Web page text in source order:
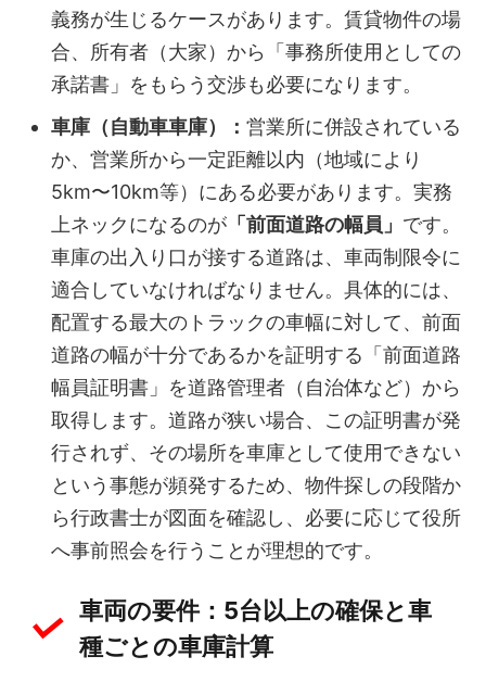
義務が生じるケースがあります。賃貸物件の場
合、所有者（大家）から「事務所使用としての
承諾書」をもらう交渉も必要になります。
車庫（自動車車庫）： 営業所に併設されている
か、営業所から一定距離以内（地域により
5km〜10km等）にある必要があります。実務
上ネックになるのが 「前面道路の幅員」 です。
車庫の出入り口が接する道路は、車両制限令に
適合していなければなりません。具体的には、
配置する最大のトラックの車幅に対して、前面
道路の幅が十分であるかを証明する「前面道路
幅員証明書」を道路管理者（自治体など）から
取得します。道路が狭い場合、この証明書が発
行されず、その場所を車庫として使用できない
という事態が頻発するため、物件探しの段階か
ら行政書士が図面を確認し、必要に応じて役所
へ事前照会を行うことが理想的です。
車両の要件：5台以上の確保と車
種ごとの車庫計算